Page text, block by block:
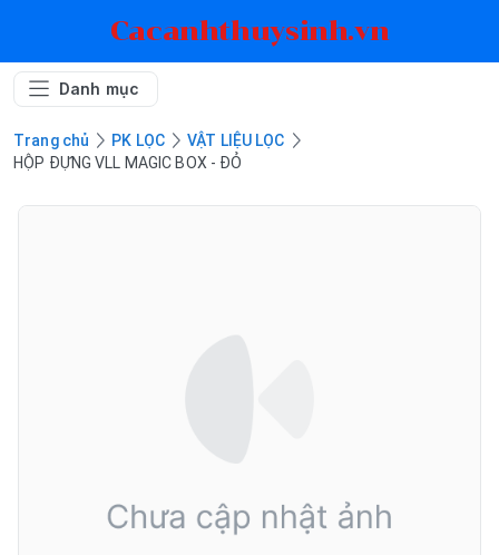
Cacanhthuysinh.vn
Danh mục
Trang chủ PK LỌC
VẬT LIỆU LỌC
HỘP ĐỰNG VLL MAGIC BOX - ĐỎ